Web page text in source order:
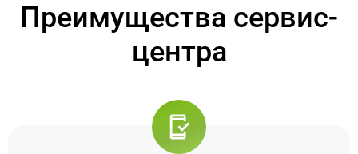
Преимущества сервис-
центра